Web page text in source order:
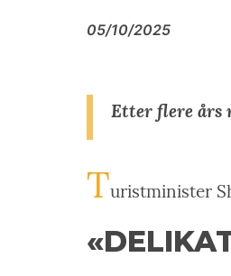
05/10/2025
Etter flere års
Turistminister